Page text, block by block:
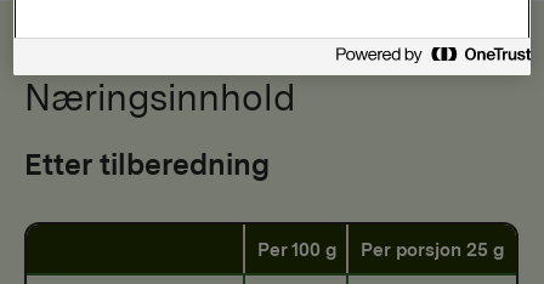
Næringsinnhold
Etter tilberedning
Per 100 g Per porsjon 25 g